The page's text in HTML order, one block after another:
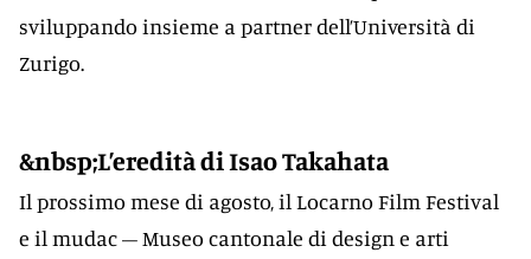
sviluppando insieme a partner dell’Università di
Zurigo.
&nbsp;L’eredità di Isao Takahata
Il prossimo mese di agosto, il Locarno Film Festival
e il mudac – Museo cantonale di design e arti